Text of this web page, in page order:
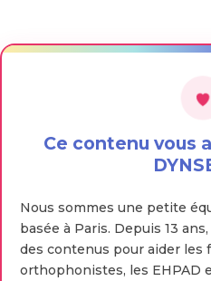
Ce contenu vous
Nous sommes une petite
basée à Paris. Depuis 13
des contenus pour aider les
orthophonistes, les EHPAD